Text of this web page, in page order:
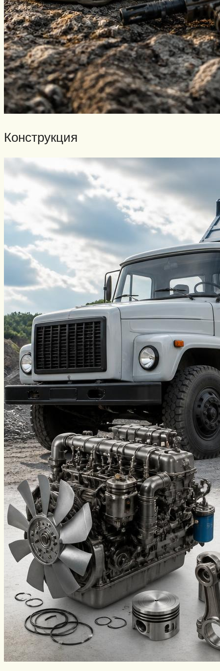
Конструкция